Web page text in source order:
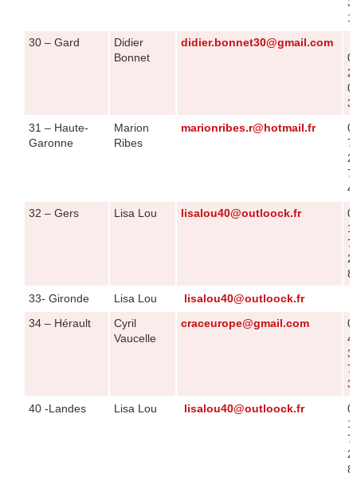
30 – Gard
Didier
Bonnet
didier.bonnet30@gmail.com
31 – Haute-
Garonne
Marion
Ribes
marionribes.r@hotmail.fr
32 – Gers
Lisa Lou lisalou40@outloock.fr
33- Gironde
Lisa Lou
lisalou40@outloock.fr
34 – Hérault
Cyril
Vaucelle
craceurope@gmail.com
40 -Landes
Lisa Lou lisalou40@outloock.fr